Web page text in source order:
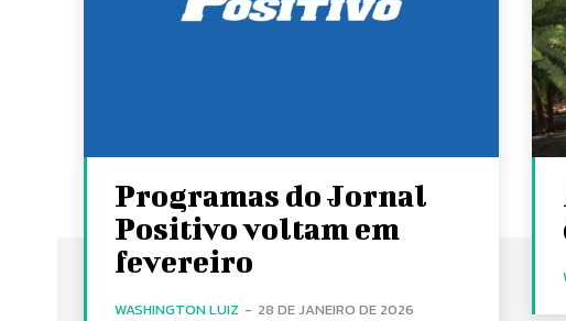
Programas do Jornal
Positivo voltam em
fevereiro
WASHINGTON LUIZ - 28 DE JANEIRO DE 2026